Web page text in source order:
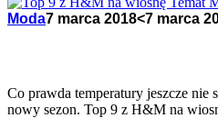
Moda7 marca 2018<7 marca
Co prawda temperatury jeszcze
nowy sezon. Top 9 z H&M na